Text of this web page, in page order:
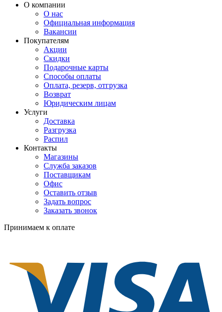
О компании
О нас
Официальная информация
Вакансии
Покупателям
Акции
Скидки
Подарочные карты
Способы оплаты
Оплата, резерв, отгрузка
Возврат
Юридическим лицам
Услуги
Доставка
Разгрузка
Распил
Контакты
Магазины
Служба заказов
Поставщикам
Офис
Оставить отзыв
Задать вопрос
Заказать звонок
Принимаем к оплате